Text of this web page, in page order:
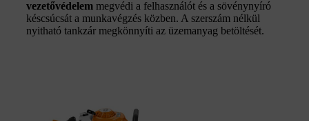
vezetővédelem megvédi a felhasználót és a sövénynyíró
késcsúcsát a munkavégzés közben. A szerszám nélkül
nyitható tankzár megkönnyíti az üzemanyag betöltését.